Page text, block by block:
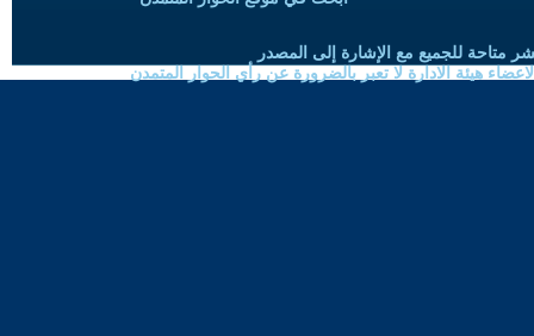
متاحة للجميع مع الإشارة إلى المصدر
هيئة الادارة لا تعبر بالضرورة عن رأي الحوار المتمدن